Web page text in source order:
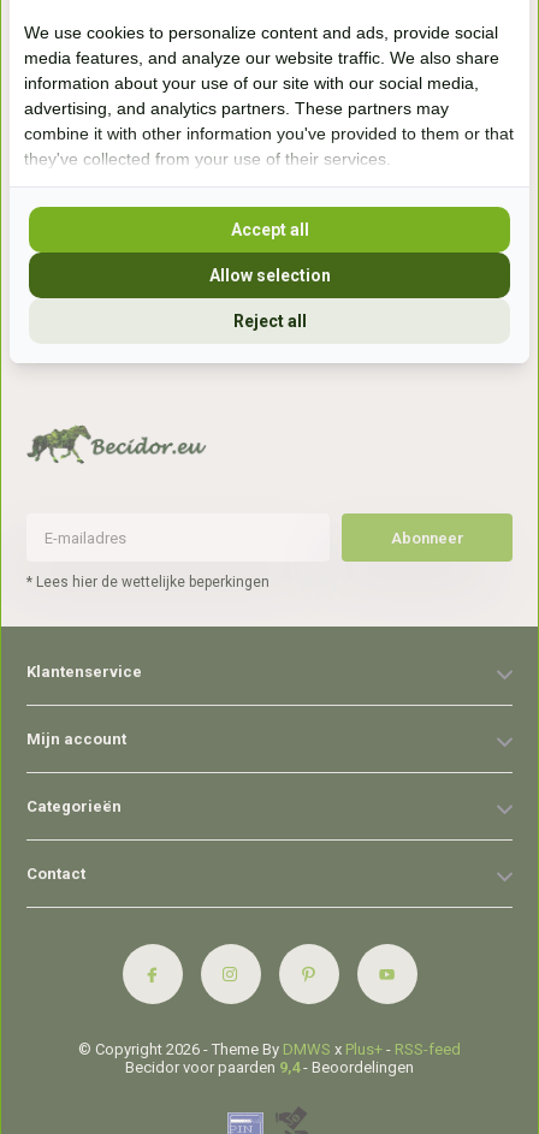
Bezoek onze
winkel
Handelsweg 6a
7041gx 's-Heerenberg
aan de Duitse grens, aan de A12/A3
+31 (0) 639755891
Abonneer
* Lees hier de wettelijke beperkingen
Klantenservice
Mijn account
Categorieën
Contact
© Copyright 2026 - Theme By DMWS x Plus+ - RSS-feed
Becidor voor paarden 9,4- Beoordelingen
We use cookies to personalize content and ads, provide social
media features, and analyze our website traffic. We also share
information about your use of our site with our social media,
advertising, and analytics partners. These partners may
combine it with other information you've provided to them or that
they've collected from your use of their services.
Reject all
Allow selection
Accept all